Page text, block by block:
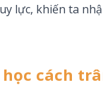
lực, khiến ta
cách